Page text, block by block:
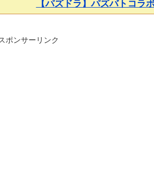
【パズドラ】パズバトコラ
ポンサーリンク